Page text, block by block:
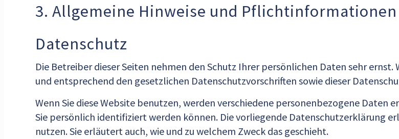
3. Allgemeine Hinweise und Pflicht­informationen
Datenschutz
Die Betreiber dieser Seiten nehmen den Schutz Ihrer persönlichen Daten sehr
und entsprechend den gesetzlichen Datenschutzvorschriften sowie dieser
Wenn Sie diese Website benutzen, werden verschiedene personenbezogene Daten
Sie persönlich identifiziert werden können. Die vorliegende Datenschutzerklärung
nutzen. Sie erläutert auch, wie und zu welchem Zweck das geschieht.